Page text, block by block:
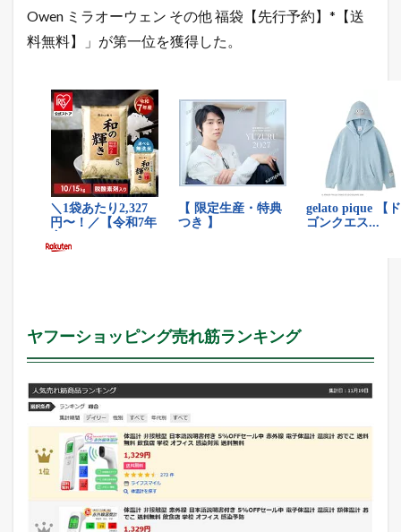
Owen ミラオーウェン その他 福袋【先行予約】*【送
料無料】」が第一位を獲得した。
ヤフーショッピング売れ筋ランキング